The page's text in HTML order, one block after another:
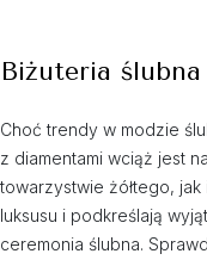
Biżuteria ślubna
Choć trendy w modzie
z diamentami wciąż jest
towarzystwie żółtego, jak
luksusu i podkreślają
ceremonia ślubna.